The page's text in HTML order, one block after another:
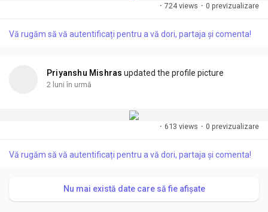
· 724 views · 0 previzualizare
Vă rugăm să vă autentificați pentru a vă dori, partaja și comenta!
Priyanshu Mishras updated the profile picture
2 luni în urmă
· 613 views · 0 previzualizare
Vă rugăm să vă autentificați pentru a vă dori, partaja și comenta!
Nu mai există date care să fie afișate